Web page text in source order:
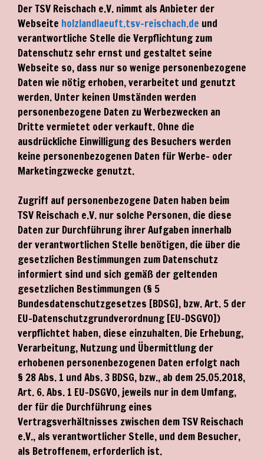
Der TSV Reischach e.V. nimmt als Anbieter der
Webseite holzlandlaeuft.tsv-reischach.de und
verantwortliche Stelle die Verpflichtung zum
Datenschutz sehr ernst und gestaltet seine
Webseite so, dass nur so wenige personenbezogene
Daten wie nötig erhoben, verarbeitet und genutzt
werden. Unter keinen Umständen werden
personenbezogene Daten zu Werbezwecken an
Dritte vermietet oder verkauft. Ohne die
ausdrückliche Einwilligung des Besuchers werden
keine personenbezogenen Daten für Werbe- oder
Marketingzwecke genutzt.
Zugriff auf personenbezogene Daten haben beim
TSV Reischach e.V. nur solche Personen, die diese
Daten zur Durchführung ihrer Aufgaben innerhalb
der verantwortlichen Stelle benötigen, die über die
gesetzlichen Bestimmungen zum Datenschutz
informiert sind und sich gemäß der geltenden
gesetzlichen Bestimmungen (§ 5
Bundesdatenschutzgesetzes [BDSG], bzw. Art. 5 der
EU-Datenschutzgrundverordnung [EU-DSGVO])
verpflichtet haben, diese einzuhalten. Die Erhebung,
Verarbeitung, Nutzung und Übermittlung der
erhobenen personenbezogenen Daten erfolgt nach
§ 28 Abs. 1 und Abs. 3 BDSG, bzw., ab dem 25.05.2018,
Art. 6. Abs. 1 EU-DSGVO, jeweils nur in dem Umfang,
der für die Durchführung eines
Vertragsverhältnisses zwischen dem TSV Reischach
e.V., als verantwortlicher Stelle, und dem Besucher,
als Betroffenem, erforderlich ist.